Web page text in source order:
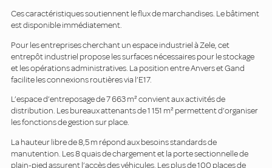
Ces caractéristiques soutiennent le flux de marchandises. Le bâtiment
est disponible immédiatement.
Pour les entreprises cherchant un espace industriel à Zele, cet
entrepôt industriel propose les surfaces nécessaires pour le stockage
et les opérations administratives. La position entre Anvers et Gand
facilite les connexions routières via l’E17.
L’espace d’entreposage de 7 663 m² convient aux activités de
distribution. Les bureaux attenants de 1 151 m² permettent d’organiser
les fonctions de gestion sur place.
La hauteur libre de 8,5 m répond aux besoins standards de
manutention. Les 8 quais de chargement et la porte sectionnelle de
plain-pied assurent l’accès des véhicules. Les plus de 100 places de